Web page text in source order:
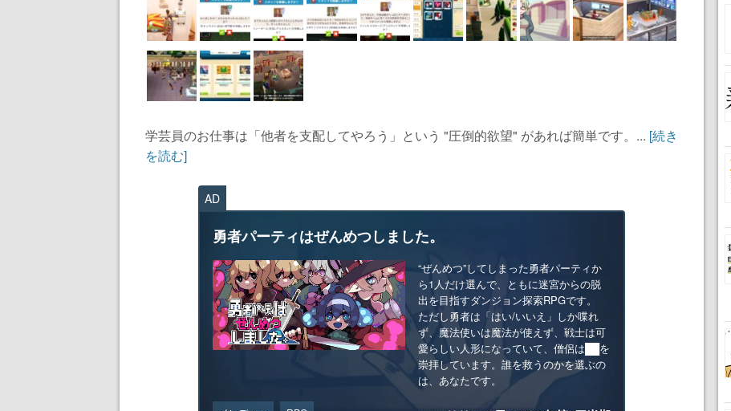
学芸員のお仕事は「他者を支配してやろう」という "圧倒的欲望" があれば簡単です。... [続き
を読む]
AD
勇者パーティはぜんめつしました。
“ぜんめつ”してしまった勇者パーティか
ら1人だけ選んで、ともに迷宮からの脱
出を目指すダンジョン探索RPGです。
ただし勇者は「はい/いいえ」しか喋れ
ず、魔法使いは魔法が使えず、戦士は可
愛らしい人形になっていて、僧侶は██を
崇拝しています。誰を救うのかを選ぶの
は、あなたです。